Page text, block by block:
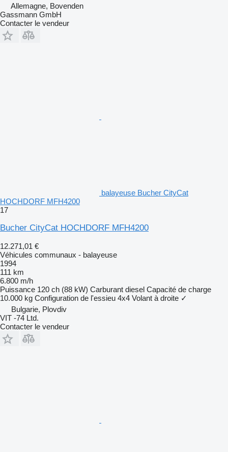
Allemagne, Bovenden
Gassmann GmbH
Contacter le vendeur
balayeuse Bucher CityCat
HOCHDORF MFH4200
17
Bucher CityCat HOCHDORF MFH4200
12.271,01 €
Véhicules communaux - balayeuse
1994
111 km
6.800 m/h
Puissance 120 ch (88 kW) Carburant diesel Capacité de charge
10.000 kg Configuration de l'essieu 4x4 Volant à droite ✓
Bulgarie, Plovdiv
VIT -74 Ltd.
Contacter le vendeur